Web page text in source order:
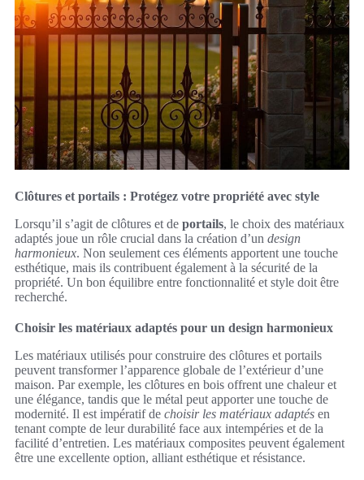
Clôtures et portails : Protégez votre propriété avec style
Lorsqu’il s’agit de clôtures et de portails, le choix des matériaux
adaptés joue un rôle crucial dans la création d’un design
harmonieux. Non seulement ces éléments apportent une touche
esthétique, mais ils contribuent également à la sécurité de la
propriété. Un bon équilibre entre fonctionnalité et style doit être
recherché.
Choisir les matériaux adaptés pour un design harmonieux
Les matériaux utilisés pour construire des clôtures et portails
peuvent transformer l’apparence globale de l’extérieur d’une
maison. Par exemple, les clôtures en bois offrent une chaleur et
une élégance, tandis que le métal peut apporter une touche de
modernité. Il est impératif de choisir les matériaux adaptés en
tenant compte de leur durabilité face aux intempéries et de la
facilité d’entretien. Les matériaux composites peuvent également
être une excellente option, alliant esthétique et résistance.